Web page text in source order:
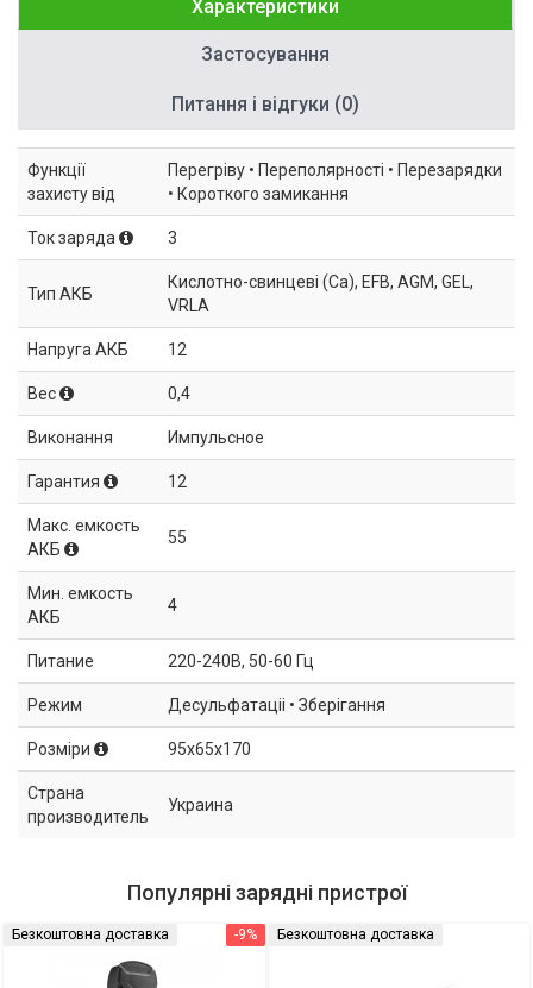
Характеристики
Застосування
Питання і відгуки (0)
Функції
захисту від
Перегріву • Переполярності • Перезарядки
• Короткого замикання
Ток заряда 3
Тип АКБ
Кислотно-свинцеві (Ca), EFB, AGM, GEL,
VRLA
Напруга АКБ 12
Вес 0,4
Виконання Импульсное
Гарантия 12
Макс. емкость
АКБ
55
Мин. емкость
АКБ
4
Питание 220-240В, 50-60 Гц
Режим Десульфатаціі • Зберігання
Розміри 95х65х170
Страна
производитель
Украина
Популярні зарядні пристрої
-9%
Безкоштовна доставка Безкоштовна доставка